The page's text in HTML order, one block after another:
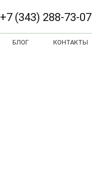
+7 (343) 288-73-07
БЛОГ КОНТАКТЫ